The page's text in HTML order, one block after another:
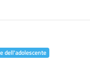
dell'adolescente